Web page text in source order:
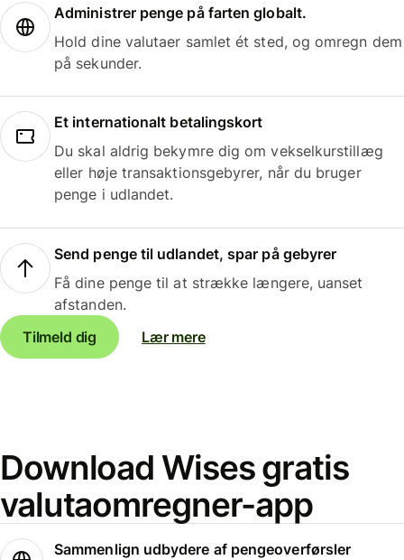
Administrer penge på farten globalt.
Hold dine valutaer samlet ét sted, og omregn dem
på sekunder.
Et internationalt betalingskort
Du skal aldrig bekymre dig om vekselkurstillæg
eller høje transaktionsgebyrer, når du bruger
penge i udlandet.
Send penge til udlandet, spar på gebyrer
Få dine penge til at strække længere, uanset
afstanden.
Tilmeld dig
Lær mere
Download Wises gratis
valutaomregner-app
Sammenlign udbydere af pengeoverførsler